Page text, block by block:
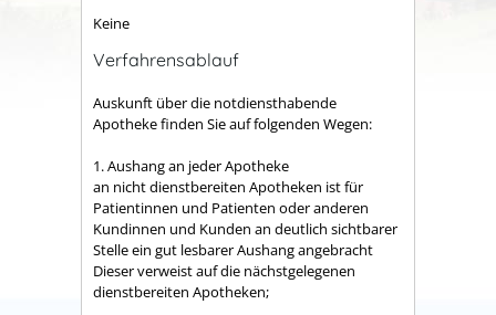
Keine
Verfahrensablauf
Auskunft über die notdiensthabende
Apotheke finden Sie auf folgenden Wegen:
1. Aushang an jeder Apotheke
an nicht dienstbereiten Apotheken ist für
Patientinnen und Patienten oder anderen
Kundinnen und Kunden an deutlich sichtbarer
Stelle ein gut lesbarer Aushang angebracht
Dieser verweist auf die nächstgelegenen
dienstbereiten Apotheken;